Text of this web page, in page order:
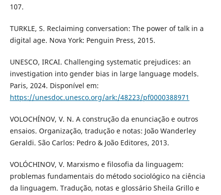
107.
TURKLE, S. Reclaiming conversation: The power of talk in a
digital age. Nova York: Penguin Press, 2015.
UNESCO, IRCAI. Challenging systematic prejudices: an
investigation into gender bias in large language models.
Paris, 2024. Disponível em:
https://unesdoc.unesco.org/ark:/48223/pf0000388971
VOLOCHÍNOV, V. N. A construção da enunciação e outros
ensaios. Organização, tradução e notas: João Wanderley
Geraldi. São Carlos: Pedro & João Editores, 2013.
VOLÓCHINOV, V. Marxismo e filosofia da linguagem:
problemas fundamentais do método sociológico na ciência
da linguagem. Tradução, notas e glossário Sheila Grillo e